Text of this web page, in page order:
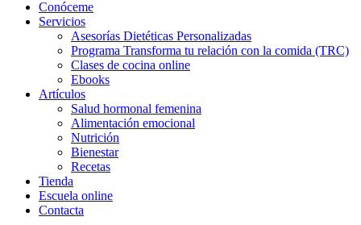
Conóceme
Servicios
Asesorías Dietéticas Personalizadas
Programa Transforma tu relación con la comida (TRC)
Clases de cocina online
Ebooks
Artículos
Salud hormonal femenina
Alimentación emocional
Nutrición
Bienestar
Recetas
Tienda
Escuela online
Contacta